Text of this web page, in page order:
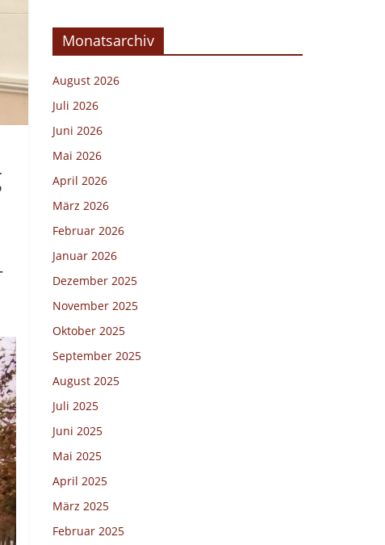
Monatsarchiv
August 2026
Juli 2026
Juni 2026
Mai 2026
April 2026
März 2026
Februar 2026
Januar 2026
Dezember 2025
November 2025
Oktober 2025
September 2025
August 2025
Juli 2025
Juni 2025
Mai 2025
April 2025
März 2025
Februar 2025